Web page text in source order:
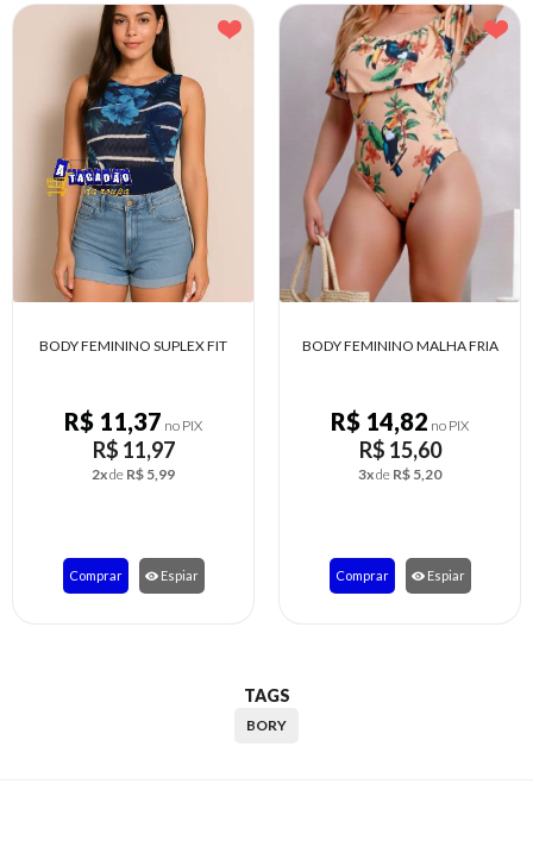
BODY FEMININO MALHA FRIA
R$ 14,82 no PIX
R$ 15,60
3xdeR$ 5,20
Comprar Espiar
BODY ESTAMPADO SUPLEX
R$ 13,00 no PIX
R$ 13,68
2xdeR$ 6,84
Comprar Espiar
TAGS
BORY